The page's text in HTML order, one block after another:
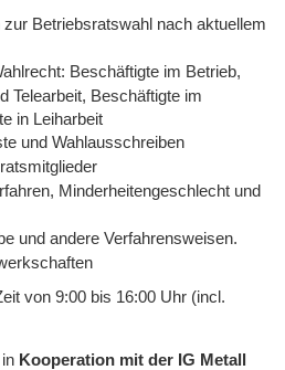
Betriebsratswahl nach aktuellem
Beschäftigte im Betrieb,
Telearbeit, Beschäftigte im
in Leiharbeit
und Wahlausschreiben
Minderheitengeschlecht und
und andere Verfahrensweisen.
von 9:00 bis 16:00 Uhr (incl.
in Kooperation mit der IG Metall